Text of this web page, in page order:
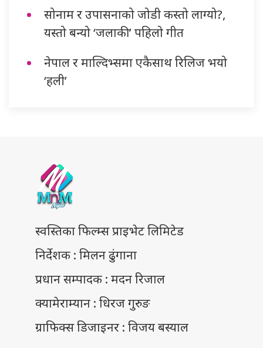
सोनाम र उपासनाको जोडी कस्तो लाग्यो?,
यस्तो बन्यो ‘जलाकी’ पहिलो गीत
नेपाल र माल्दिभ्समा एकैसाथ रिलिज भयो
‘हली’
स्वस्तिका फिल्म्स प्राइभेट लिमिटेड
निर्देशक : मिलन ढुंगाना
प्रधान सम्पादक : मदन रिजाल
क्यामेराम्यान : धिरज गुरुङ
ग्राफिक्स डिजाइनर : विजय बस्याल